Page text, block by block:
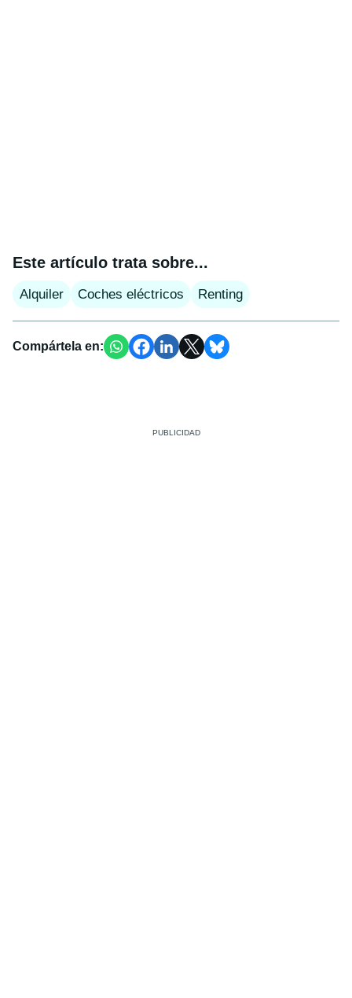
Este artículo trata sobre...
Alquiler Coches eléctricos Renting
Compártela en: